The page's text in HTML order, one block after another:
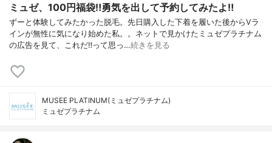
ミュゼ、100円福袋‼︎勇気を出して予約してみたよ‼︎
ずーと体験してみたかった脱毛。先日購入した下着を履いた後からVラ
インが無性に気になり始めた私。。ネットで見かけたミュゼプラチナム
の広告を見て、これだ‼︎って思っ…続きを見る
MUSEE PLATINUM(ミュゼプラチナム)
ミュゼプラチナム